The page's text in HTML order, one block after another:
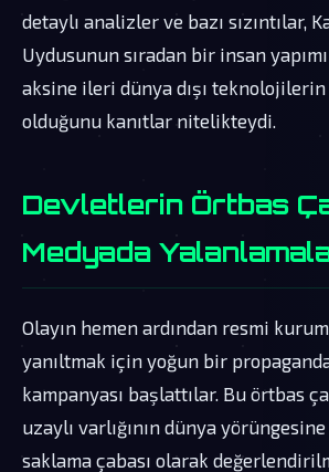
detaylı analizler ve bazı sızıntılar,
Uydusunun sıradan bir insan yapımı
aksine ileri dünya dışı
olduğunu kanıtlar nitelikteydi.
Devletlerin Örtbas
Medyada
Olayın hemen ardından resmi
yanıltmak için yoğun bir
kampanyası başlattılar. Bu örtbas
uzaylı varlığının dünya
saklama çabası olarak